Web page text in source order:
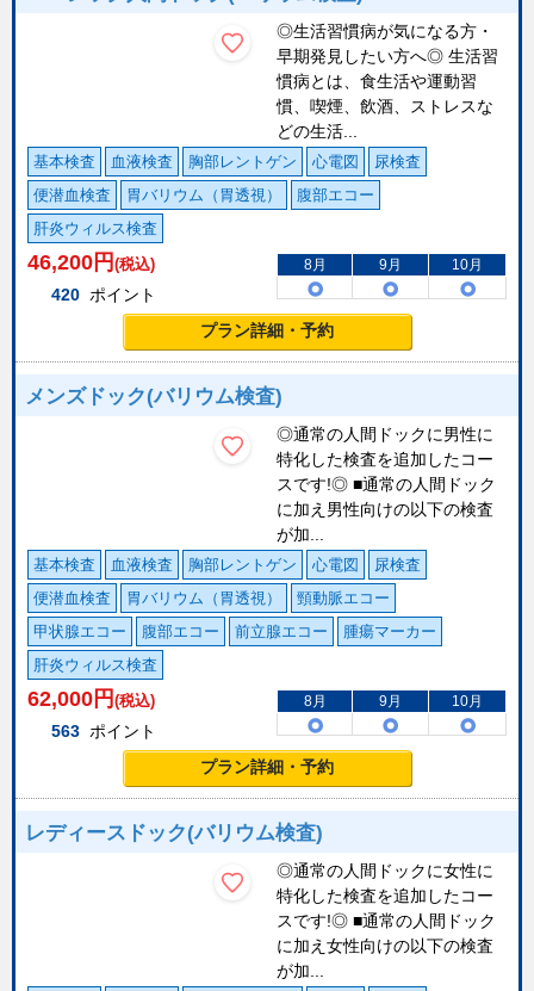
◎生活習慣病が気になる方・
早期発見したい方へ◎ 生活習
慣病とは、食生活や運動習
慣、喫煙、飲酒、ストレスな
どの生活...
基本検査 血液検査 胸部レントゲン 心電図
尿検査
便潜血検査
胃バリウム（胃透視）
腹部エコー
肝炎ウィルス検査
46,200 円 (税込)
420 ポイント
8月 9月 10月
プラン詳細・予約
メンズドック(バリウム検査)
◎通常の人間ドックに男性に
特化した検査を追加したコー
スです!◎ ■通常の人間ドック
に加え男性向けの以下の検査
が加...
基本検査 血液検査 胸部レントゲン 心電図
尿検査
便潜血検査
胃バリウム（胃透視）
頸動脈エコー
甲状腺エコー
腹部エコー 前立腺エコー
腫瘍マーカー
肝炎ウィルス検査
62,000 円 (税込)
563 ポイント
8月 9月 10月
プラン詳細・予約
レディースドック(バリウム検査)
◎通常の人間ドックに女性に
特化した検査を追加したコー
スです!◎ ■通常の人間ドック
に加え女性向けの以下の検査
が加...